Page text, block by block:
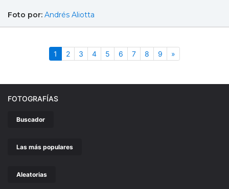
Foto por: Andrés Aliotta
1 (actual)
2 3 4 5 6 7 8 9 »
FOTOGRAFÍAS
Buscador
Las más populares
Aleatorias